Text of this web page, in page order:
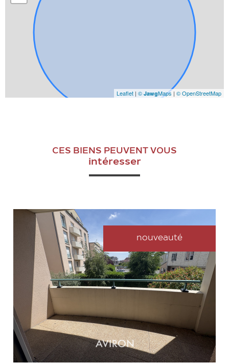
Leaflet | © JawgMaps| © OpenStreetMap
CES BIENS PEUVENT VOUS
intéresser
nouveauté
VOIR LE BIEN